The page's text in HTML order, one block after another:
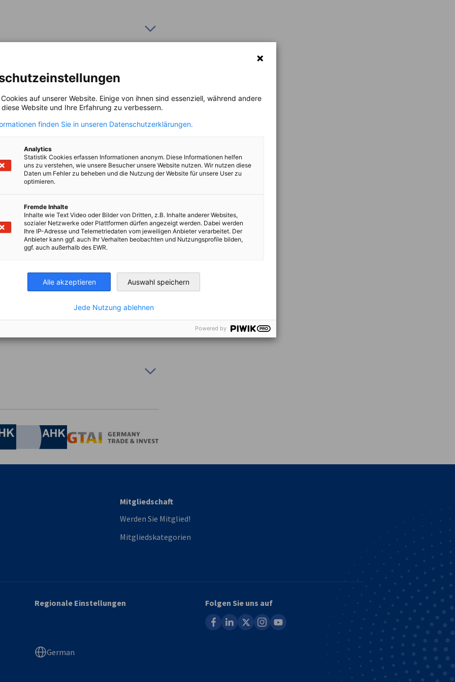
der Veränderungen, die im Zuge des
Wirtschaftskammer und ihre
zu verstehen und das
Interesse unserer Mitgliedsunternehmen
250 Mitarbeiter) – Mitgliedsbeitrag 800€ -
Wirtschaft und machen somit den
sowie die der Mikro Meister weiter zu
Dieser Ausschuss wird daran arbeiten, den
sich auf die Lösung zentraler Probleme
1.200 € - Großunternehmen in
und beschäftigen die meisten Menschen,
sie führend bei der Umsetzung von
des gesamten Wirtschaftsumfelds.
Sie an einer langfristigen
5.000€ - Wenn Sie sich besonders
sichtbar sein möchten, ist dies die
Industrie- und Handelskammer
Industrie- und Handelskammer
AHK.de
Mitgliedschaft
Werden Sie Mitglied!
Mitgliedskategorien
Regionale Einstellungen
German
Folgen Sie uns auf
facebooklinkedin instagram
youtube
auf unserer Website. Einige von ihnen sind essenziell, während andere
Website und Ihre Erfahrung zu verbessern.
finden Sie in unseren Datenschutzerklärungen.
Analytics
Statistik Cookies erfassen Informationen anonym. Diese Informationen helfen
uns zu verstehen, wie unsere Besucher unsere Website nutzen. Wir nutzen diese
Daten um Fehler zu beheben und die Nutzung der Website für unsere User zu
optimieren.
Fremde Inhalte
Inhalte wie Text Video oder Bilder von Dritten, z.B. Inhalte anderer Websites,
sozialer Netzwerke oder Plattformen dürfen angezeigt werden. Dabei werden
Ihre IP-Adresse und Telemetriedaten vom jeweiligen Anbieter verarbeitet. Der
Anbieter kann ggf. auch Ihr Verhalten beobachten und Nutzungsprofile bilden,
ggf. auch außerhalb des EWR.
Alle akzeptieren Auswahl speichern
Jede Nutzung ablehnen
Powered by